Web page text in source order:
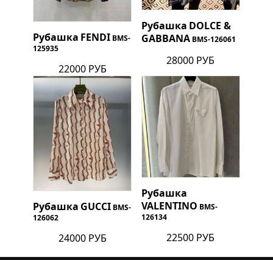
Рубашка FENDI BMS-
125935
22000 РУБ
Рубашка DOLCE &
GABBANA BMS-126061
28000 РУБ
Рубашка GUCCI BMS-
126062
24000 РУБ
Рубашка
VALENTINO BMS-
126134
22500 РУБ